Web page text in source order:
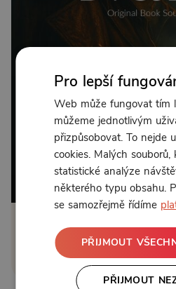
Klikněte pro
nebo se
Pro lepší
Web může fungovat tím
můžeme jednotlivým
přizpůsobovat. To nejde
cookies. Malých
statistické analýze
některého typu obsahu.
se samozřejmě řídíme
PŘIJMOUT
PŘIJMOUT